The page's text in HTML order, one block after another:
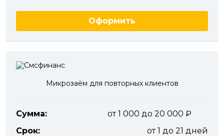
Оформить
Микрозаём для повторных клиентов
Сумма:
от 1 000 до 20 000
Срок:
от 1 до 21 дней